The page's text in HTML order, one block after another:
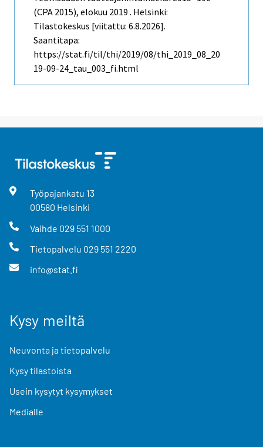
(CPA 2015), elokuu 2019 . Helsinki:
Tilastokeskus [viitattu: 6.8.2026].
Saantitapa:
https://stat.fi/til/thi/2019/08/thi_2019_08_20
19-09-24_tau_003_fi.html
Työpajankatu 13
00580 Helsinki
Vaihde 029 551 1000
Tietopalvelu 029 551 2220
info@stat.fi
Kysy meiltä
Neuvonta ja tietopalvelu
Kysy tilastoista
Usein kysytyt kysymykset
Medialle